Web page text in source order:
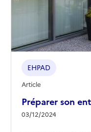
Préparer son
03/12/2024
EHPAD
Article